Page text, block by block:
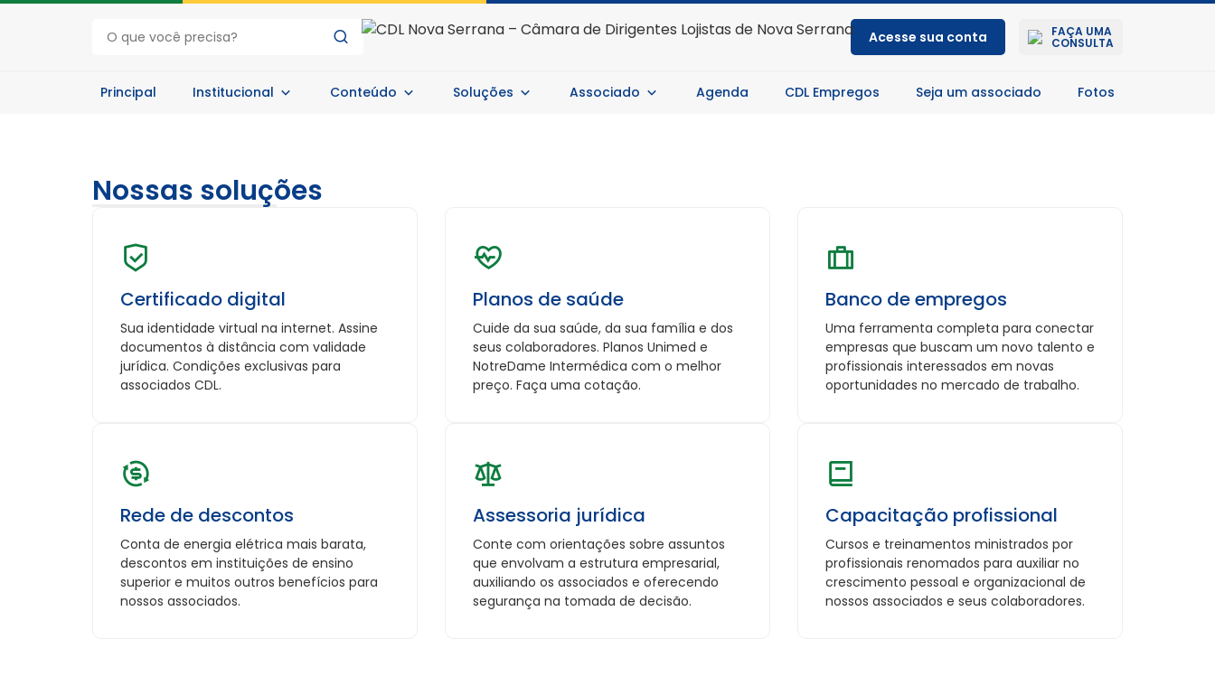
Acesse sua conta FAÇA UMA
CONSULTA
Principal Institucional Conteúdo Soluções Associado Agenda CDL Empregos Seja um associado Fotos
Nossas soluções
Certificado digital
Sua identidade virtual na internet. Assine
documentos à distância com validade
jurídica. Condições exclusivas para
associados CDL.
Planos de saúde
Cuide da sua saúde, da sua família e dos
seus colaboradores. Planos Unimed e
NotreDame Intermédica com o melhor
preço. Faça uma cotação.
Banco de empregos
Uma ferramenta completa para conectar
empresas que buscam um novo talento e
profissionais interessados em novas
oportunidades no mercado de trabalho.
Rede de descontos
Conta de energia elétrica mais barata,
descontos em instituições de ensino
superior e muitos outros benefícios para
nossos associados.
Assessoria jurídica
Conte com orientações sobre assuntos
que envolvam a estrutura empresarial,
auxiliando os associados e oferecendo
segurança na tomada de decisão.
Capacitação profissional
Cursos e treinamentos ministrados por
profissionais renomados para auxiliar no
crescimento pessoal e organizacional de
nossos associados e seus colaboradores.